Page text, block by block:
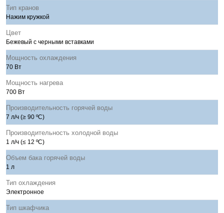
Тип кранов
Нажим кружкой
Цвет
Бежевый с черными вставками
Мощность охлаждения
70 Вт
Мощность нагрева
700 Вт
Производительность горячей воды
7 л/ч (≥ 90 ºС)
Производительность холодной воды
1 л/ч (≤ 12 ºС)
Объем бака горячей воды
1 л
Тип охлаждения
Электронное
Тип шкафчика